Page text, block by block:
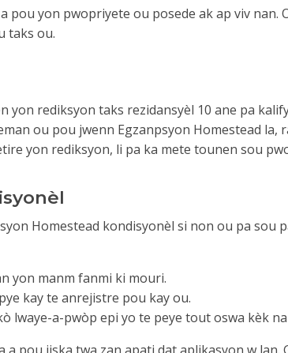
pou yon pwopriyete ou posede ak ap viv nan.
taks ou.
yon rediksyon taks rezidansyèl 10 ane pa
ou pou jwenn Egzanpsyon Homestead
yon rediksyon, li pa ka mete tounen sou
Homestead kondisyonèl si non ou pa sou
yon manm fanmi ki mouri.
kay te anrejistre pou kay ou.
lwaye-a-pwòp epi yo te peye tout oswa kèk